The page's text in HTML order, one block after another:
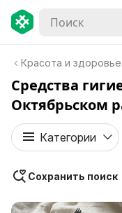
Красота и здоровье
Средства
Октябрьском
Категории
Сохранить поиск